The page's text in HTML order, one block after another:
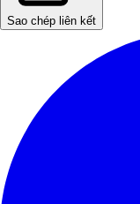
Sao chép liên kết